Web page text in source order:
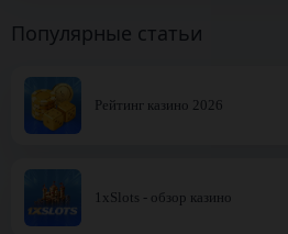
Популярные статьи
Рейтинг казино 2026
1xSlots - обзор казино